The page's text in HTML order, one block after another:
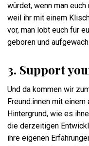
würdet, wenn man
weil ihr mit einem
vor, man lobt euch für
geboren und
3. Support
Und da kommen wir
Freund:innen mit
Hintergrund, wie es
die derzeitigen
ihre eigenen